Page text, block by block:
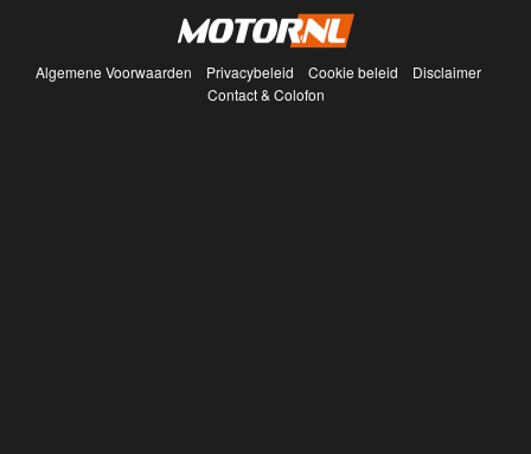
Algemene Voorwaarden Privacybeleid Cookie beleid
Disclaimer
Contact & Colofon